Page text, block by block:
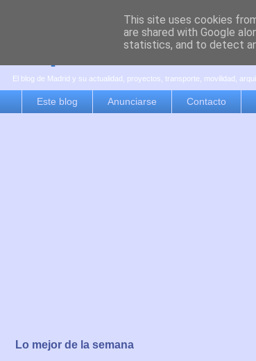
es por madrid
El blog de Madrid y su actualidad, proyectos, transporte, movilidad,
Este blog Anunciarse Contacto
Lo mejor de la semana
This site uses cookies
are shared with Google
statistics, and to detect